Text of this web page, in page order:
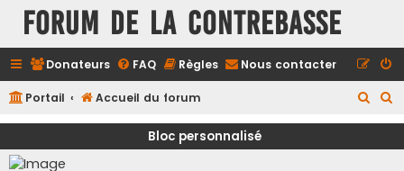
FORUM DE LA CONTREBASSE
Donateurs FAQ Règles Nous contacter
Portail Accueil du forum
e
e
Bloc personnalisé